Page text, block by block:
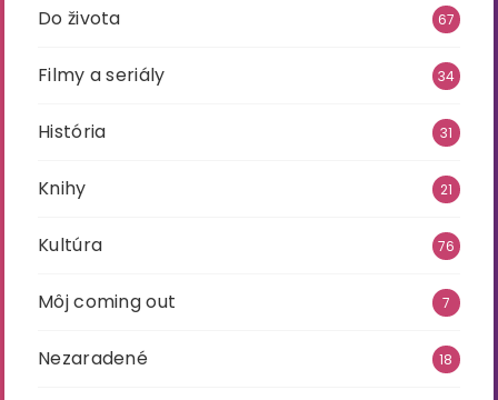
Do života 67
Filmy a seriály 34
História 31
Knihy 21
Kultúra 76
Môj coming out 7
Nezaradené 18